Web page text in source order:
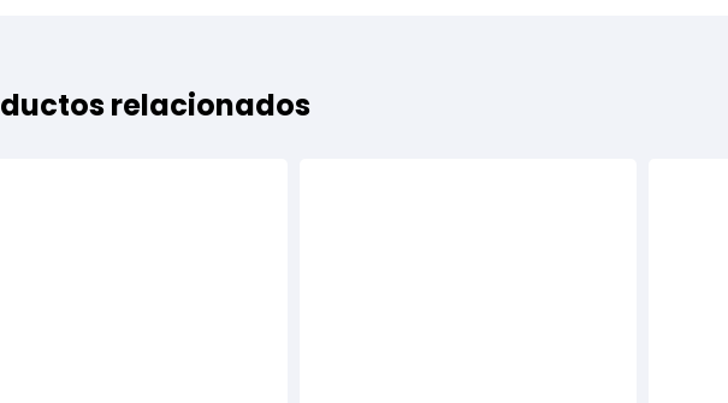
relacionados